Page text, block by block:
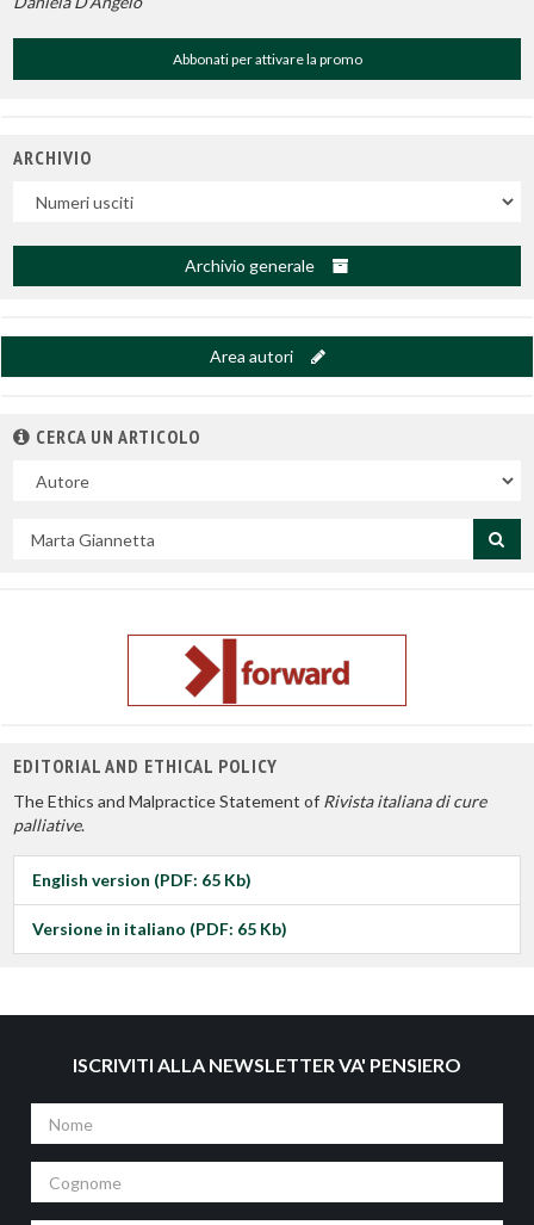
Abbonati per attivare la promo
ARCHIVIO
Uscite
Archivio generale
Area autori
CERCA UN ARTICOLO
Cerca
EDITORIAL AND ETHICAL POLICY
The Ethics and Malpractice Statement of Rivista italiana di cure
palliative.
English version (PDF: 65 Kb)
Versione in italiano (PDF: 65 Kb)
ISCRIVITI ALLA NEWSLETTER VA' PENSIERO
Nome
Cognome